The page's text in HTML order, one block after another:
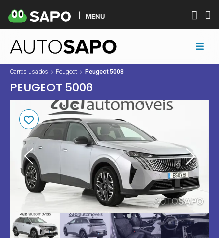
MENU
Carros usados Peugeot Peugeot 5008
PEUGEOT 5008